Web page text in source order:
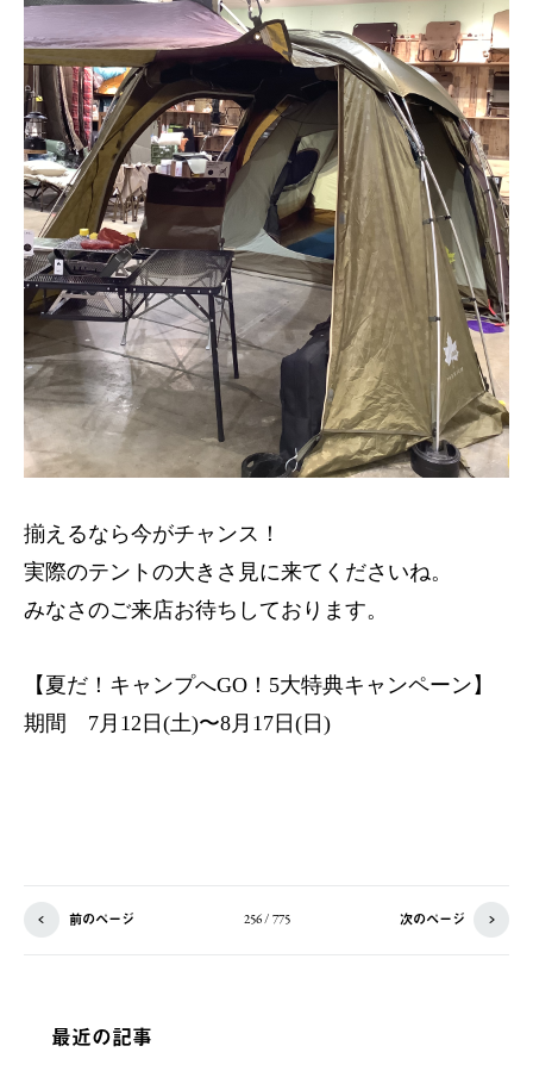
揃えるなら今がチャンス！
実際のテントの大きさ見に来てくださいね。
みなさのご来店お待ちしております。
【夏だ！キャンプへGO！5大特典キャンペーン】
期間 7月12日(土)〜8月17日(日)
前のページ 256 / 775 次のページ
最近の記事